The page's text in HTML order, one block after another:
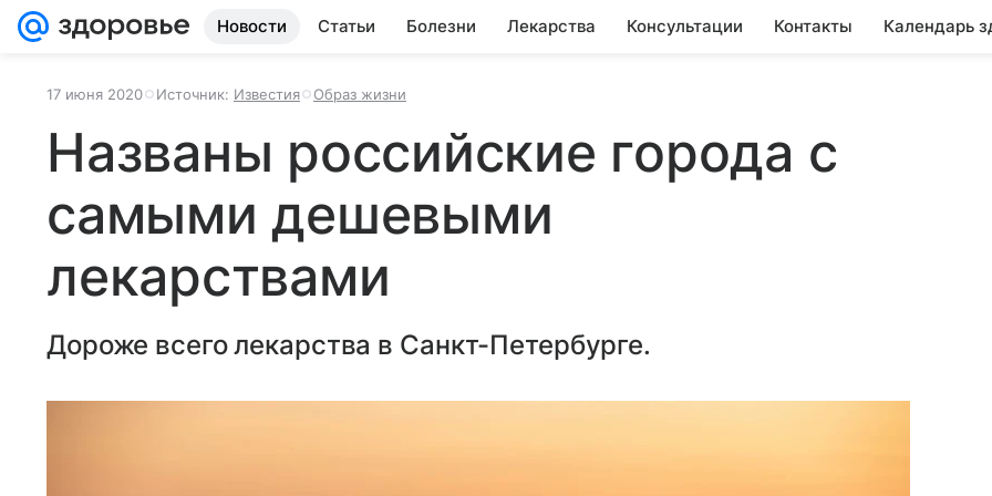
Новости Статьи Болезни Лекарства Консультации Контакты Календарь
17 июня 2020 Источник: Известия Образ жизни
Названы российские города с
самыми дешевыми
лекарствами
Дороже всего лекарства в Санкт-Петербурге.